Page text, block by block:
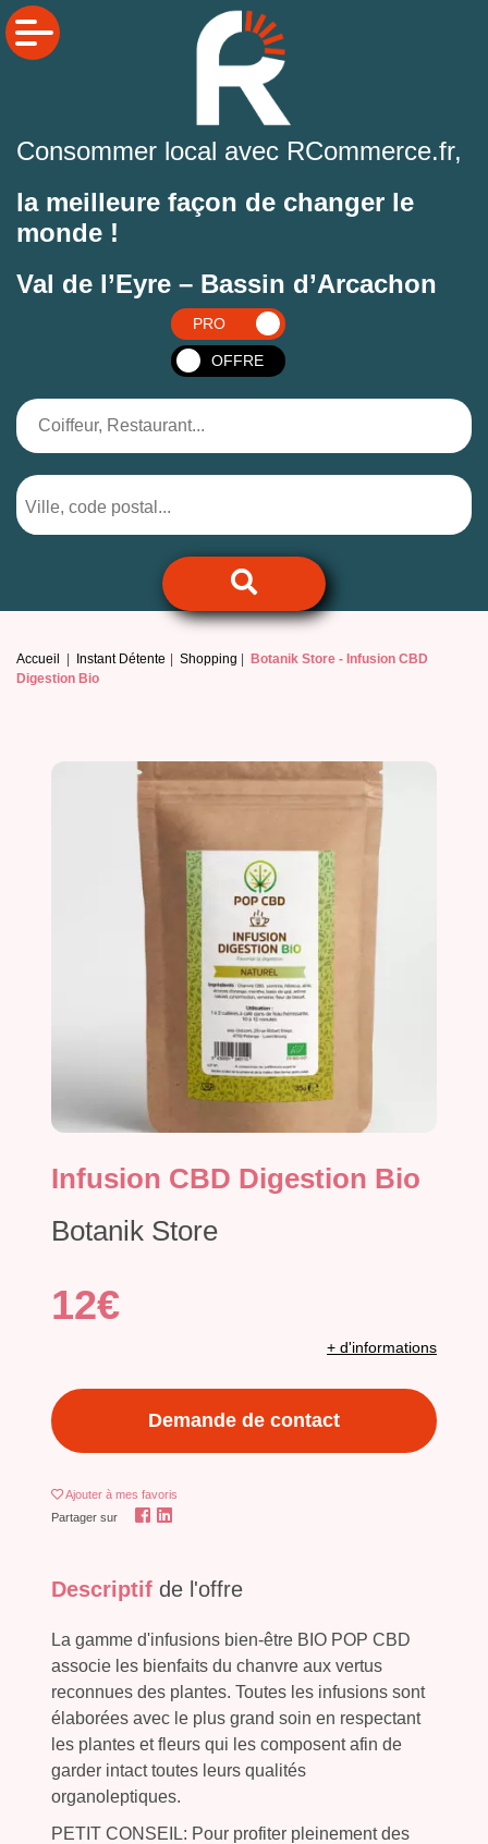
Consommer local avec RCommerce.fr,
la meilleure façon de changer le
monde !
Val de l’Eyre – Bassin d’Arcachon
PRO
OFFRE
Accueil Instant Détente Shopping Botanik Store - Infusion CBD
Digestion Bio
Infusion CBD Digestion Bio
Botanik Store
12€
+ d'informations
Demande de contact
Ajouter à mes favoris
Partager sur
Descriptif de l'offre
La gamme d'infusions bien-être BIO POP CBD
associe les bienfaits du chanvre aux vertus
reconnues des plantes. Toutes les infusions sont
élaborées avec le plus grand soin en respectant
les plantes et fleurs qui les composent afin de
garder intact toutes leurs qualités
organoleptiques.
PETIT CONSEIL: Pour profiter pleinement des